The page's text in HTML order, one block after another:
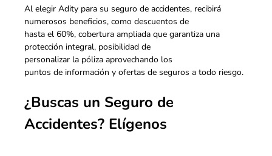
Al elegir Adity para su seguro de accidentes, recibirá
numerosos beneficios, como descuentos de
hasta el 60%, cobertura ampliada que garantiza una
protección integral, posibilidad de
personalizar la póliza aprovechando los
puntos de información y ofertas de seguros a todo riesgo.
¿Buscas un Seguro de
Accidentes? Elígenos